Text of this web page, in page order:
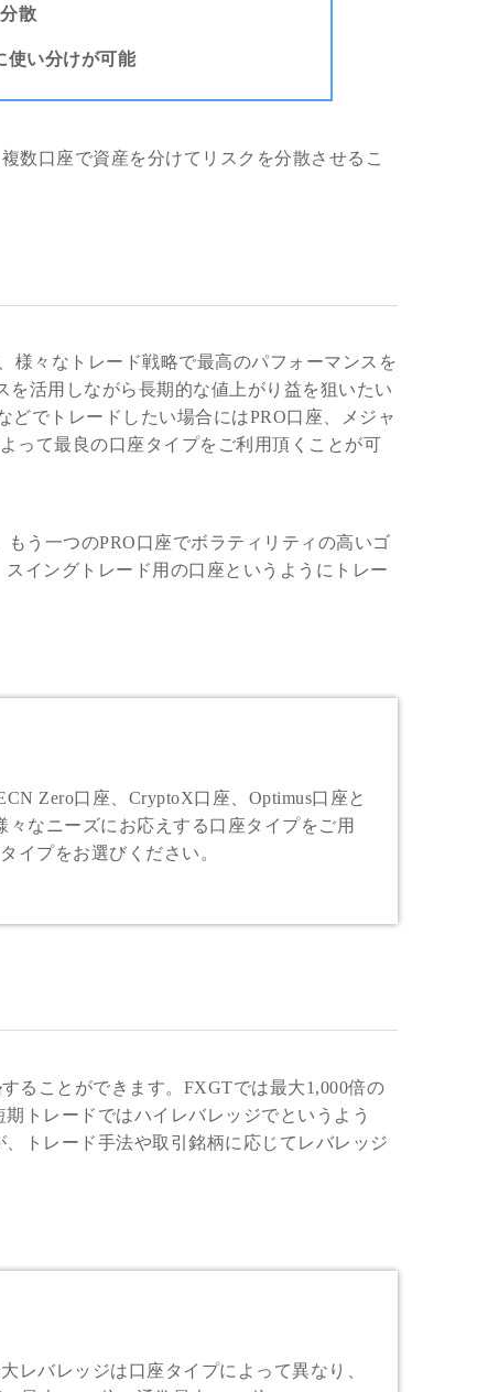
散
使い分けが可能
数口座で資産を分けてリスクを分散させるこ
様々なトレード戦略で最高のパフォーマンスを
活用しながら長期的な値上がり益を狙いたい
でトレードしたい場合にはPRO口座、メジャ
って最良の口座タイプをご利用頂くことが可
う一つのPRO口座でボラティリティの高いゴ
イングトレード用の口座というようにトレー
Zero口座、CryptoX口座、Optimus口座と
なニーズにお応えする口座タイプをご用
イプをお選びください。
することができます。FXGTでは最大1,000倍の
トレードではハイレバレッジでというよう
トレード手法や取引銘柄に応じてレバレッジ
レバレッジは口座タイプによって異なり、